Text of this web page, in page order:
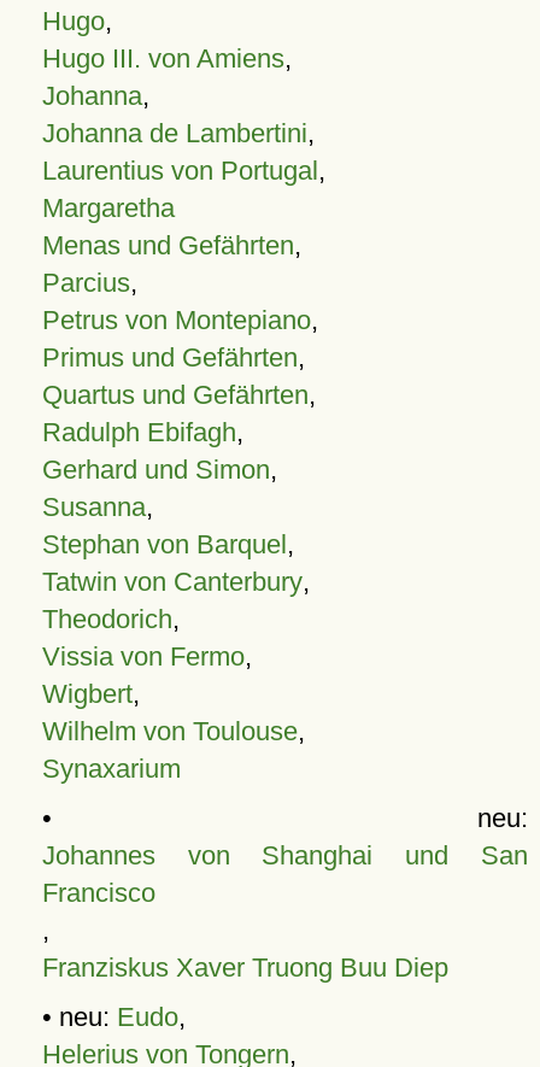
Hugo,
Hugo III. von Amiens,
Johanna,
Johanna de Lambertini,
Laurentius von Portugal,
Margaretha
Menas und Gefährten,
Parcius,
Petrus von Montepiano,
Primus und Gefährten,
Quartus und Gefährten,
Radulph Ebifagh,
Gerhard und Simon,
Susanna,
Stephan von Barquel,
Tatwin von Canterbury,
Theodorich,
Vissia von Fermo,
Wigbert,
Wilhelm von Toulouse,
Synaxarium
• neu:
Johannes von Shanghai und San
Francisco
,
Franziskus Xaver Truong Buu Diep
• neu: Eudo,
Helerius von Tongern,